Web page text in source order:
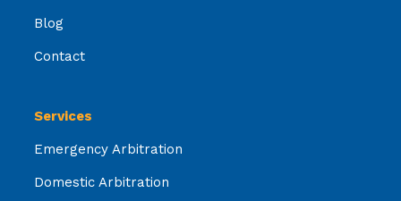
Blog
Contact
Services
Emergency Arbitration
Domestic Arbitration